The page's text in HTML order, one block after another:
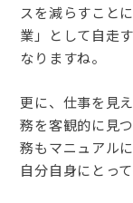
スを減らすこと
業」として自走
なりますね。
更に、仕事を見
務を客観的に見
務もマニュアル
自分自身にとっ